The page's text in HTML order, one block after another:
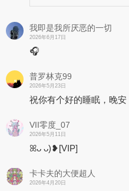
我即是我所厌恶的一切
2026年6月17日
🎧
普罗林克99
2026年5月23日
祝你有个好的睡眠，晚安
VII零度_07
2026年5月11日
ꕤᴗ ᴗ)❥[VIP]
卡卡夫的大便超人
2026年4月20日